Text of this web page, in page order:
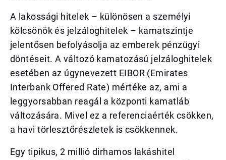
A lakossági hitelek – különösen a személyi
kölcsönök és jelzáloghitelek – kamatszintje
jelentősen befolyásolja az emberek pénzügyi
döntéseit. A változó kamatozású jelzáloghitelek
esetében az úgynevezett EIBOR (Emirates
Interbank Offered Rate) mértéke az, ami a
leggyorsabban reagál a központi kamatláb
változására. Mivel ez a referenciaérték csökken,
a havi törlesztőrészletek is csökkennek.
Egy tipikus, 2 millió dirhamos lakáshitel